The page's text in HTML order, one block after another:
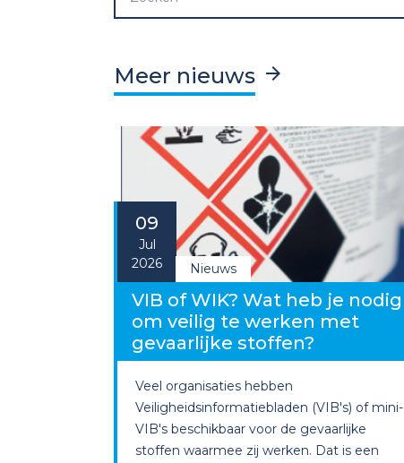
Meer nieuws
09
Jul
2026
Nieuws
VIB of WIK? Wat heb je nodig
om veilig te werken met
gevaarlijke stoffen?
Veel organisaties hebben
Veiligheidsinformatiebladen (VIB's) of mini-
VIB's beschikbaar voor de gevaarlijke
stoffen waarmee zij werken. Dat is een